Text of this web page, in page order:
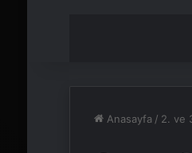
Anasayfa / 2. ve